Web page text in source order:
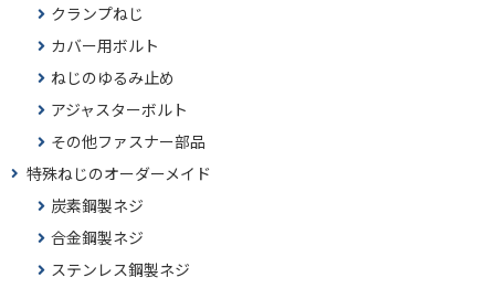
クランプねじ
カバー用ボルト
ねじのゆるみ止め
アジャスターボルト
その他ファスナー部品
特殊ねじのオーダーメイド
炭素鋼製ネジ
合金鋼製ネジ
ステンレス鋼製ネジ